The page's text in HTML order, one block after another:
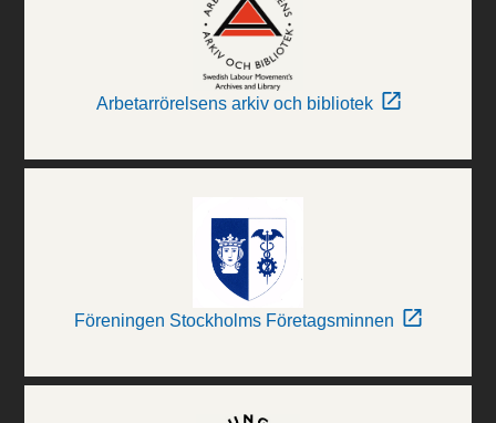
Arbetarrörelsens arkiv och bibliotek
Föreningen Stockholms Företagsminnen